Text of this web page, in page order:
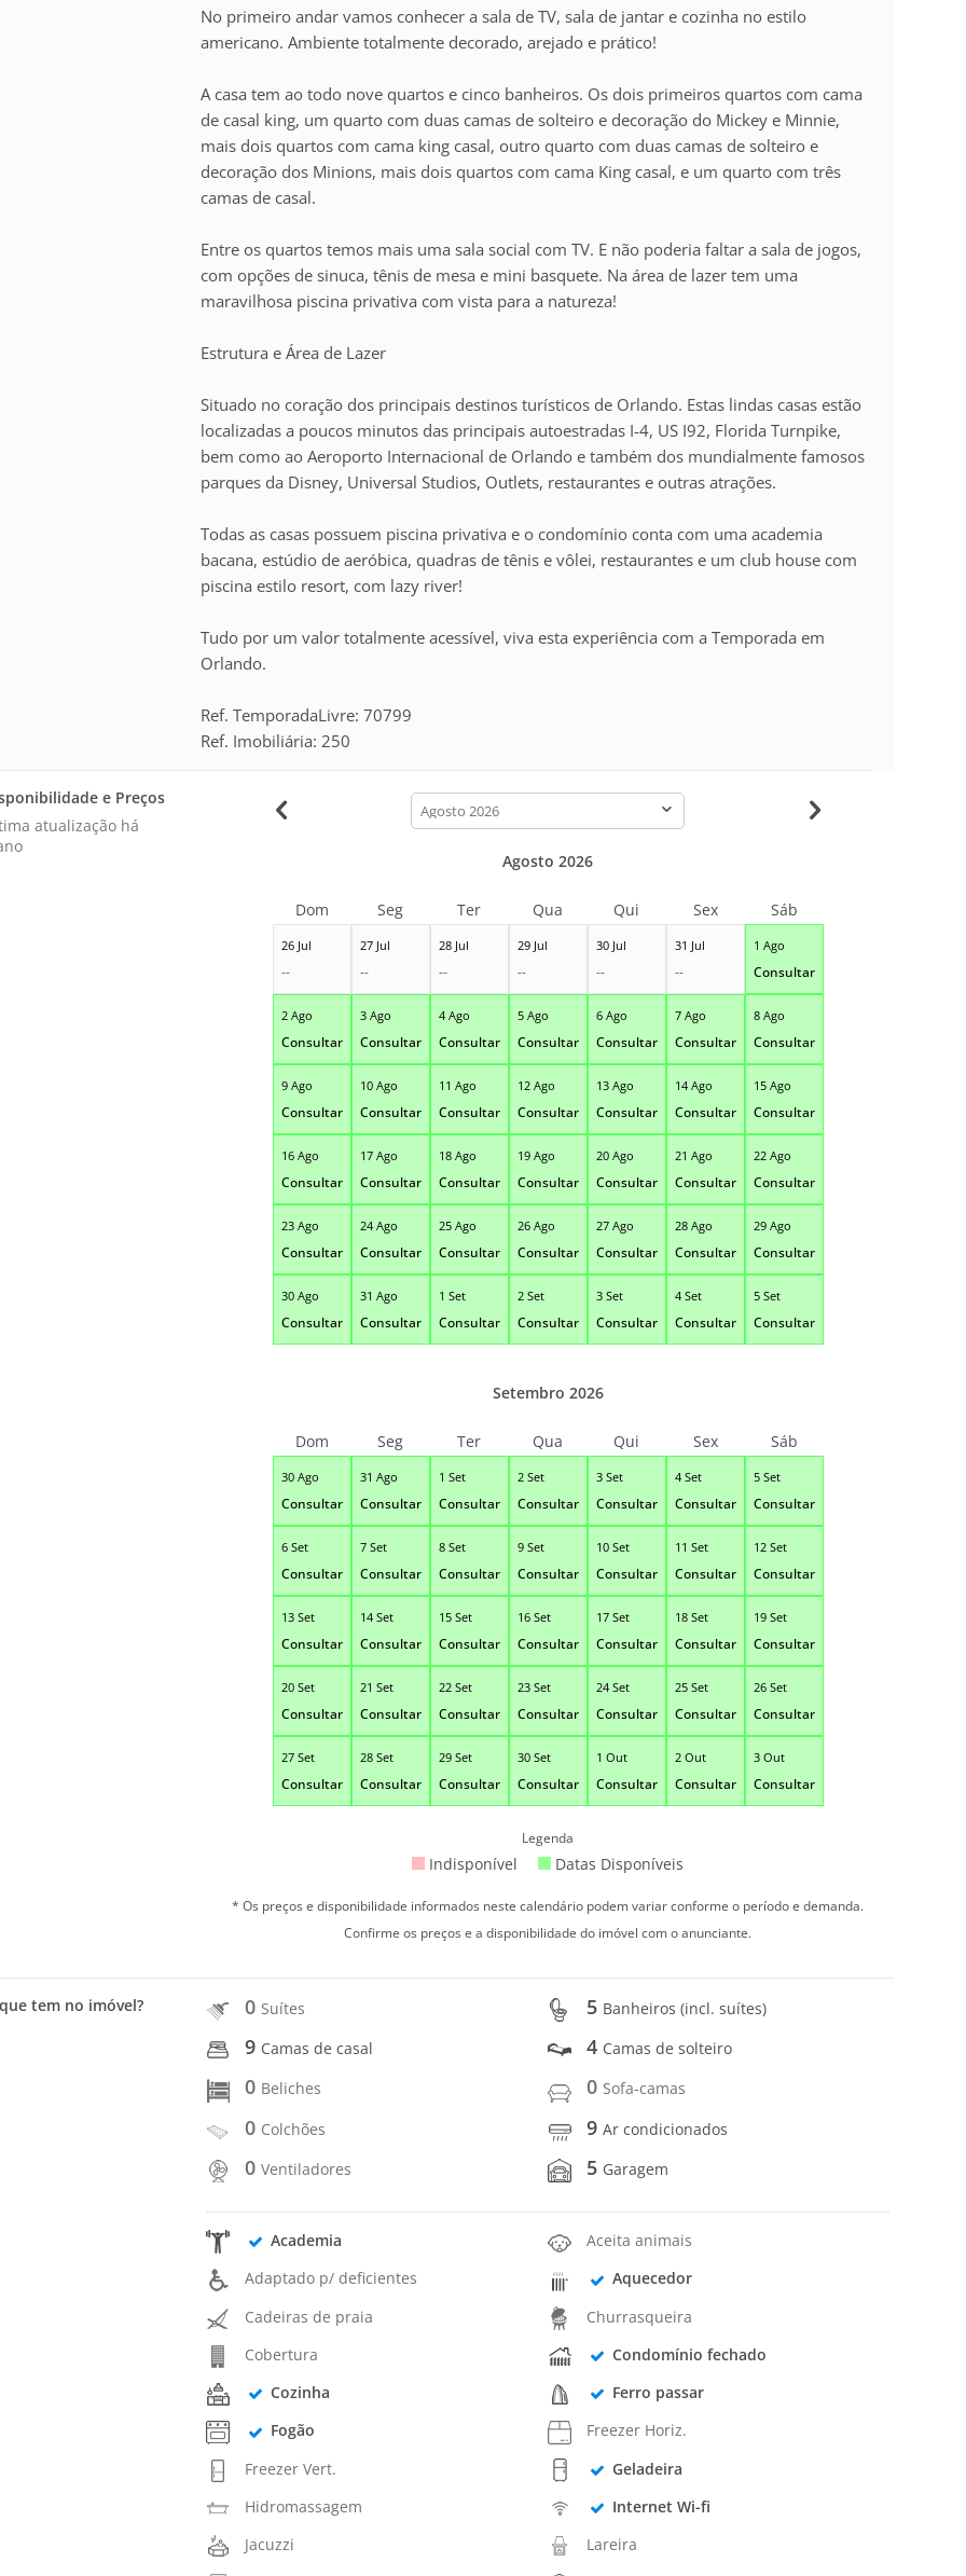
No primeiro andar vamos conhecer a sala de TV, sala de jantar e cozinha no estilo
americano. Ambiente totalmente decorado, arejado e prático!
A casa tem ao todo nove quartos e cinco banheiros. Os dois primeiros quartos com cama
de casal king, um quarto com duas camas de solteiro e decoração do Mickey e Minnie,
mais dois quartos com cama king casal, outro quarto com duas camas de solteiro e
decoração dos Minions, mais dois quartos com cama King casal, e um quarto com três
camas de casal.
Entre os quartos temos mais uma sala social com TV. E não poderia faltar a sala de jogos,
com opções de sinuca, tênis de mesa e mini basquete. Na área de lazer tem uma
maravilhosa piscina privativa com vista para a natureza!
Estrutura e Área de Lazer
Situado no coração dos principais destinos turísticos de Orlando. Estas lindas casas estão
localizadas a poucos minutos das principais autoestradas I-4, US I92, Florida Turnpike,
bem como ao Aeroporto Internacional de Orlando e também dos mundialmente famosos
parques da Disney, Universal Studios, Outlets, restaurantes e outras atrações.
Todas as casas possuem piscina privativa e o condomínio conta com uma academia
bacana, estúdio de aeróbica, quadras de tênis e vôlei, restaurantes e um club house com
piscina estilo resort, com lazy river!
Tudo por um valor totalmente acessível, viva esta experiência com a Temporada em
Orlando.
Ref. TemporadaLivre: 70799
Ref. Imobiliária: 250
e Preços
atualização há
calendar-
month
26 Jul
--
27 Jul
--
28 Jul
--
29 Jul
--
30 Jul
--
31 Jul
--
1 Ago
Consultar
2 Ago
Consultar
3 Ago
Consultar
4 Ago
Consultar
5 Ago
Consultar
6 Ago
Consultar
7 Ago
Consultar
8 Ago
Consultar
9 Ago
Consultar
10 Ago
Consultar
11 Ago
Consultar
12 Ago
Consultar
13 Ago
Consultar
14 Ago
Consultar
15 Ago
Consultar
16 Ago
Consultar
17 Ago
Consultar
18 Ago
Consultar
19 Ago
Consultar
20 Ago
Consultar
21 Ago
Consultar
22 Ago
Consultar
23 Ago
Consultar
24 Ago
Consultar
25 Ago
Consultar
26 Ago
Consultar
27 Ago
Consultar
28 Ago
Consultar
29 Ago
Consultar
30 Ago
Consultar
31 Ago
Consultar
1 Set
Consultar
2 Set
Consultar
3 Set
Consultar
4 Set
Consultar
5 Set
Consultar
Agosto 2026
Dom Seg Ter Qua Qui Sex Sáb
30 Ago
Consultar
31 Ago
Consultar
1 Set
Consultar
2 Set
Consultar
3 Set
Consultar
4 Set
Consultar
5 Set
Consultar
6 Set
Consultar
7 Set
Consultar
8 Set
Consultar
9 Set
Consultar
10 Set
Consultar
11 Set
Consultar
12 Set
Consultar
13 Set
Consultar
14 Set
Consultar
15 Set
Consultar
16 Set
Consultar
17 Set
Consultar
18 Set
Consultar
19 Set
Consultar
20 Set
Consultar
21 Set
Consultar
22 Set
Consultar
23 Set
Consultar
24 Set
Consultar
25 Set
Consultar
26 Set
Consultar
27 Set
Consultar
28 Set
Consultar
29 Set
Consultar
30 Set
Consultar
1 Out
Consultar
2 Out
Consultar
3 Out
Consultar
Setembro 2026
Dom Seg Ter Qua Qui Sex Sáb
Legenda
Indisponível Datas Disponíveis
* Os preços e disponibilidade informados neste calendário podem variar conforme o período e demanda.
Confirme os preços e a disponibilidade do imóvel com o anunciante.
tem no imóvel? 0 Suítes 5 Banheiros (incl. suítes)
9 Camas de casal 4 Camas de solteiro
0 Beliches 0 Sofa-camas
0 Colchões 9Ar condicionados
0Ventiladores 5 Garagem
Academia
Aceita animais
Adaptado p/ deficientes
Aquecedor
Cadeiras de praia
Churrasqueira
Cobertura
Condomínio fechado
Cozinha
Ferro passar
Fogão
Freezer Horiz.
Freezer Vert.
Geladeira
Hidromassagem
Internet Wi-fi
Jacuzzi
Lareira